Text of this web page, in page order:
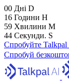
00 Дні D
16 Години H
59 Хвилини M
43 Секунди. S
Спробуйте Talkpal
Спробуй